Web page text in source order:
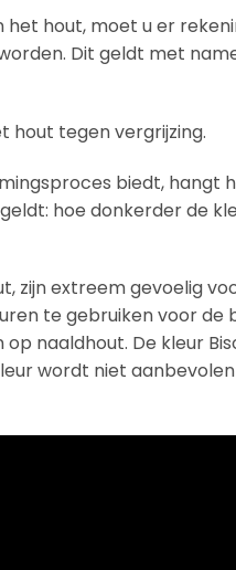
hout, moet u er
Dit geldt met
hout tegen vergrijzing.
biedt, hangt
hoe donkerder de
zijn extreem gevoelig
te gebruiken voor de
naaldhout. De kleur
wordt niet